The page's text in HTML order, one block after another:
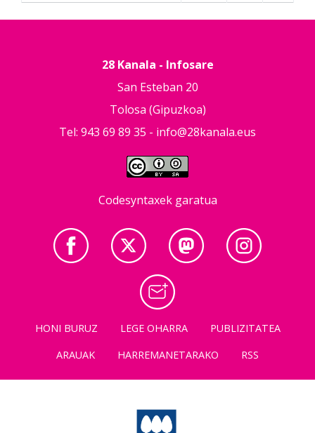
28 Kanala - Infosare
San Esteban 20
Tolosa (Gipuzkoa)
Tel: 943 69 89 35 - info@28kanala.eus
Codesyntaxek garatua
HONI BURUZ LEGE OHARRA
PUBLIZITATEA
ARAUAK
HARREMANETARAKO RSS